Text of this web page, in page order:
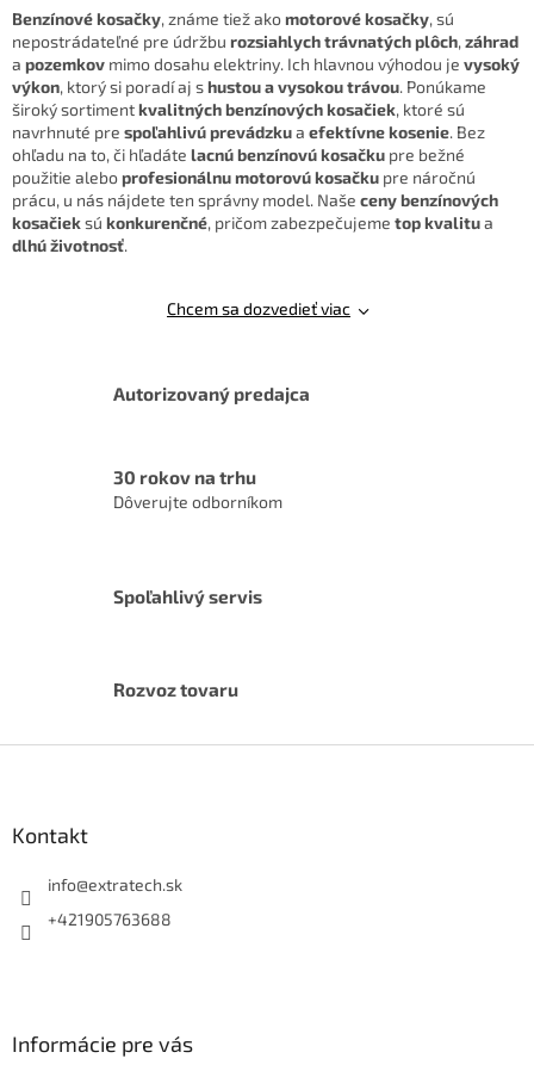
p
r
v
k
y
v
ý
p
i
s
e
Benzínové kosačky, známe tiež akomotorové kosačky, sú
nepostrádateľné pre údržbu rozsiahlych trávnatých plôch, záhrad
a pozemkov mimo dosahu elektriny. Ich hlavnou výhodou je vysoký
výkon, ktorý si poradí aj shustou a vysokou trávou. Ponúkame
široký sortimentkvalitných benzínových kosačiek, ktoré sú
navrhnuté pre spoľahlivú prevádzkua efektívne kosenie. Bez
ohľadu na to, či hľadáte lacnú benzínovú kosačku pre bežné
použitie aleboprofesionálnu motorovú kosačku pre náročnú
prácu, u nás nájdete ten správny model. Naše ceny benzínových
kosačieksú konkurenčné, pričom zabezpečujeme top kvalitua
dlhú životnosť.
Chcem sa dozvedieť viac
Autorizovaný predajca
30 rokov na trhu
Dôverujte odborníkom
Spoľahlivý servis
Rozvoz tovaru
Kontakt
info@extratech.sk
+421905763688
Informácie pre vás